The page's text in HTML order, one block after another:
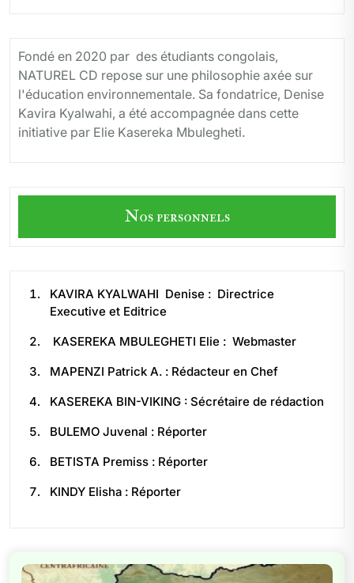
Fondé en 2020 par des étudiants congolais,
NATUREL CD repose sur une philosophie axée sur
l'éducation environnementale. Sa fondatrice, Denise
Kavira Kyalwahi, a été accompagnée dans cette
initiative par Elie Kasereka Mbulegheti.
Nos personnels
KAVIRA KYALWAHI Denise : Directrice
Executive et Editrice
KASEREKA MBULEGHETI Elie : Webmaster
MAPENZI Patrick A. : Rédacteur en Chef
KASEREKA BIN-VIKING : Sécrétaire de rédaction
BULEMO Juvenal : Réporter
BETISTA Premiss : Réporter
KINDY Elisha : Réporter